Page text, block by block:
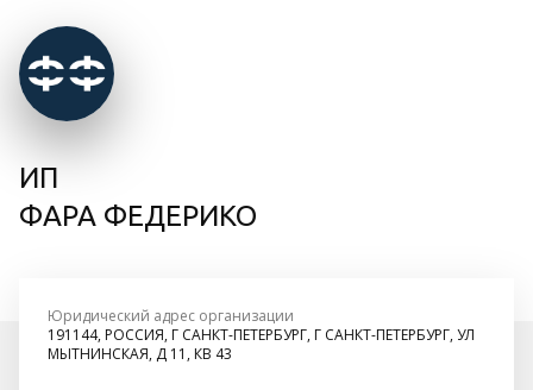
ИП
ФАРА ФЕДЕРИКО
Юридический адрес организации
191144, РОССИЯ, Г САНКТ-ПЕТЕРБУРГ, Г САНКТ-ПЕТЕРБУРГ, УЛ
МЫТНИНСКАЯ, Д 11, КВ 43